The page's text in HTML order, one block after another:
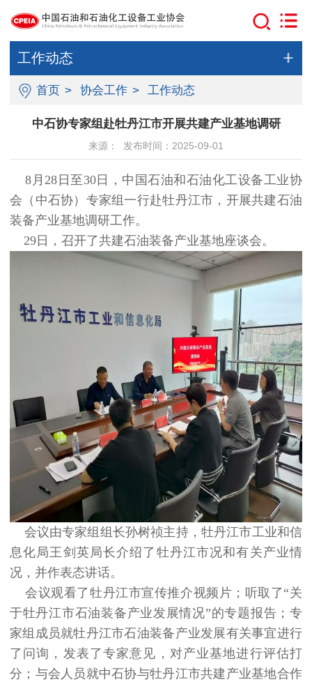
工作动态
首页 > 协会工作 > 工作动态
中石协专家组赴牡丹江市开展共建产业基地调研
来源： 发布时间：2025-09-01
8月28日至30日，中国石油和石油化工设备工业协
会（中石协）专家组一行赴牡丹江市，开展共建石油
装备产业基地调研工作。
29日，召开了共建石油装备产业基地座谈会。
会议由专家组组长孙树祯主持，牡丹江市工业和信
息化局王剑英局长介绍了牡丹江市况和有关产业情
况，并作表态讲话。
会议观看了牡丹江市宣传推介视频片；听取了“关
于牡丹江市石油装备产业发展情况”的专题报告；专
家组成员就牡丹江市石油装备产业发展有关事宜进行
了问询，发表了专家意见，对产业基地进行评估打
分；与会人员就中石协与牡丹江市共建产业基地合作